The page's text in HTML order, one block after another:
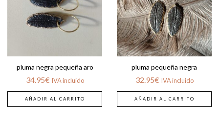
pluma negra pequeña aro
34.95€ IVA incluido
AÑADIR AL CARRITO
pluma pequeña negra
32.95€ IVA incluido
AÑADIR AL CARRITO